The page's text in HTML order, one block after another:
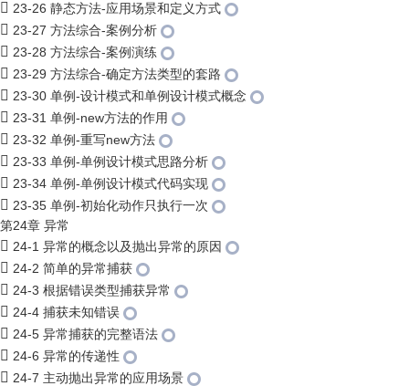
23-26 静态方法-应用场景和定义方式
23-27 方法综合-案例分析
23-28 方法综合-案例演练
23-29 方法综合-确定方法类型的套路
23-30 单例-设计模式和单例设计模式概念
23-31 单例-new方法的作用
23-32 单例-重写new方法
23-33 单例-单例设计模式思路分析
23-34 单例-单例设计模式代码实现
23-35 单例-初始化动作只执行一次
第24章 异常
24-1 异常的概念以及抛出异常的原因
24-2 简单的异常捕获
24-3 根据错误类型捕获异常
24-4 捕获未知错误
24-5 异常捕获的完整语法
24-6 异常的传递性
24-7 主动抛出异常的应用场景